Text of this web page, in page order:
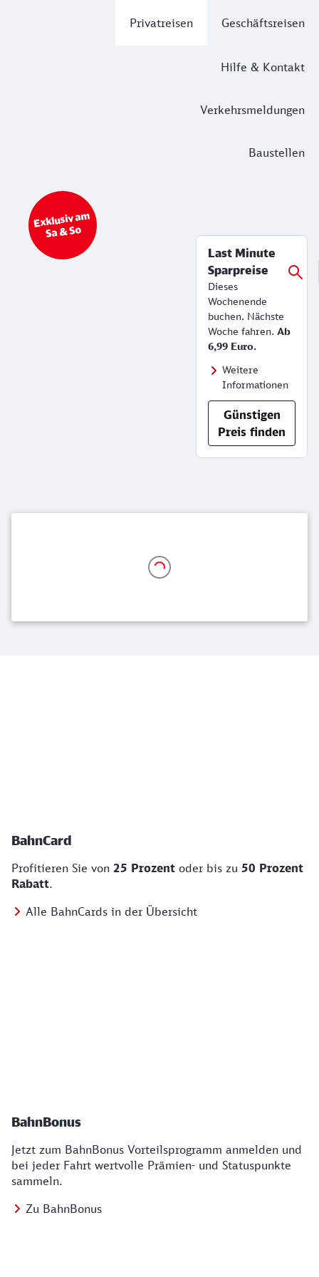
Privatreisen Geschäftsreisen
Hilfe & Kontakt
Verkehrsmeldungen
Baustellen
Bahn Tickets & Services
Top Angebot
Exklusiv am
Sa & So
Last Minute
Sparpreise
Dieses
Wochenende
buchen. Nächste
Woche fahren. Ab
6,99 Euro.
Weitere
Informationen
Günstigen
Preis finden
BahnCard
Profitieren Sie von 25 Prozent oder bis zu 50 Prozent
Rabatt.
Alle BahnCards in der Übersicht
BahnBonus
Jetzt zum BahnBonus Vorteilsprogramm anmelden und
bei jeder Fahrt wertvolle Prämien- und Statuspunkte
sammeln.
Zu BahnBonus